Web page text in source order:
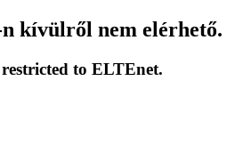
kívülről nem elérhető.
restricted to ELTEnet.